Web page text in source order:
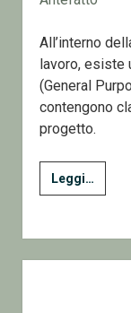
All’interno
lavoro, esiste
(General
contengono
progetto.
Leggi…
un
Web
con